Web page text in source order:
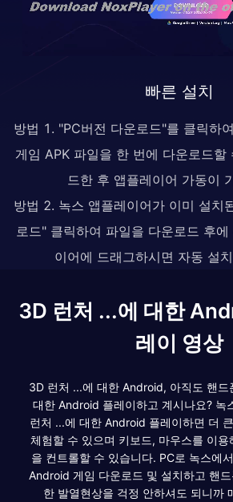
빠른 설치
방법 1. "PC버전 다운로드"를 클릭하
게임 APK 파일을 한 번에 다운로드할
드한 후 앱플레이어 가동이
방법 2. 녹스 앱플레이어가 이미 설치
로드" 클릭하여 파일을 다운로드 후
이어에 드래그하시면 자동 설
3D 런처 ...에 대한
레이 영상
3D 런처 ...에 대한 Android, 아직도 핸드
대한 Android 플레이하고 계시나요? 녹
런처 ...에 대한 Android 플레이하면 더
체험할 수 있으며 키보드, 마우스를 이용
을 컨트롤할 수 있습니다. PC로 녹스에
Android 게임 다운로드 및 설치하고 핸
한 발열현상을 걱정 안하셔도 되니까